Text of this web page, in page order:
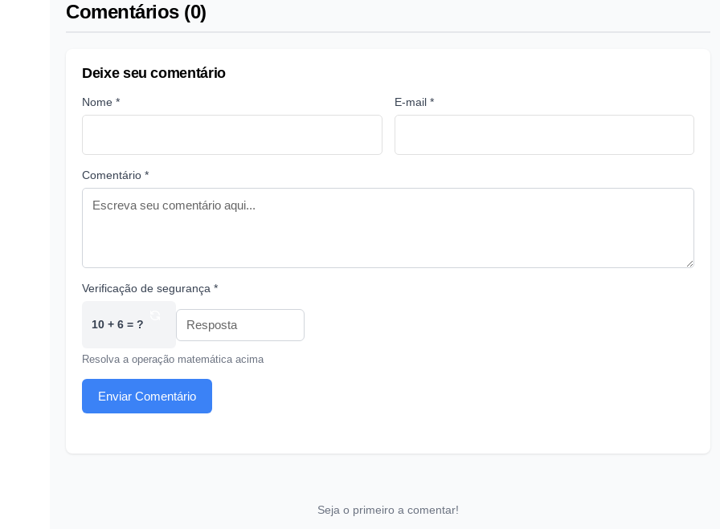
Comentários (0)
Deixe seu comentário
Nome * E-mail *
Comentário *
Verificação de segurança *
10 + 6 = ?
Resolva a operação matemática acima
Enviar Comentário
Seja o primeiro a comentar!